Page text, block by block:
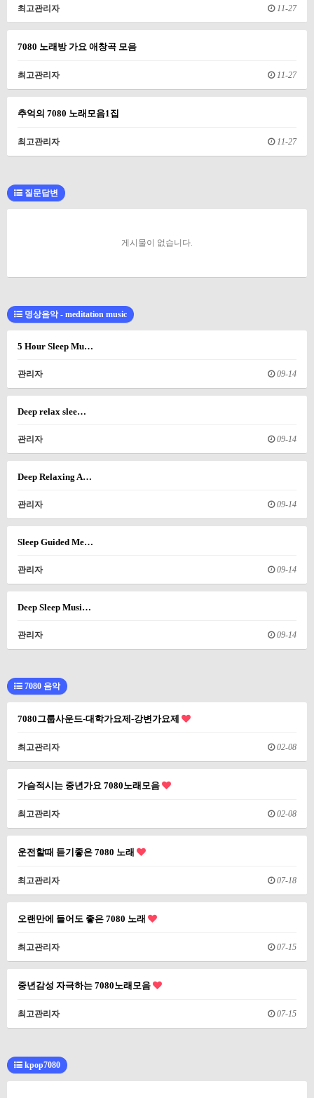
최고관리자 11-27
7080 노래방 가요 애창곡 모음
최고관리자 11-27
추억의 7080 노래모음1집
최고관리자 11-27
질문답변
게시물이 없습니다.
명상음악 - meditation music
5 Hour Sleep Mu…
관리자 09-14
Deep relax slee…
관리자 09-14
Deep Relaxing A…
관리자 09-14
Sleep Guided Me…
관리자 09-14
Deep Sleep Musi…
관리자 09-14
7080 음악
7080그룹사운드-대학가요제-강변가요제
최고관리자 02-08
가슴적시는 중년가요 7080노래모음
최고관리자 02-08
운전할때 듣기좋은 7080 노래
최고관리자 07-18
오랜만에 들어도 좋은 7080 노래
최고관리자 07-15
중년감성 자극하는 7080노래모음
최고관리자 07-15
kpop7080